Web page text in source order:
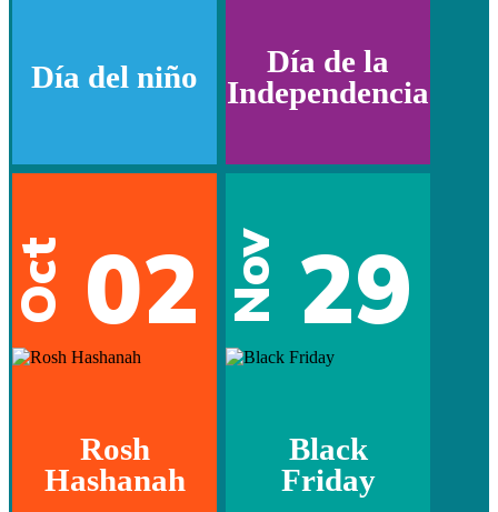
Día del niño
Día de la
Independencia
Oct 02
Rosh
Hashanah
Nov 29
Black
Friday